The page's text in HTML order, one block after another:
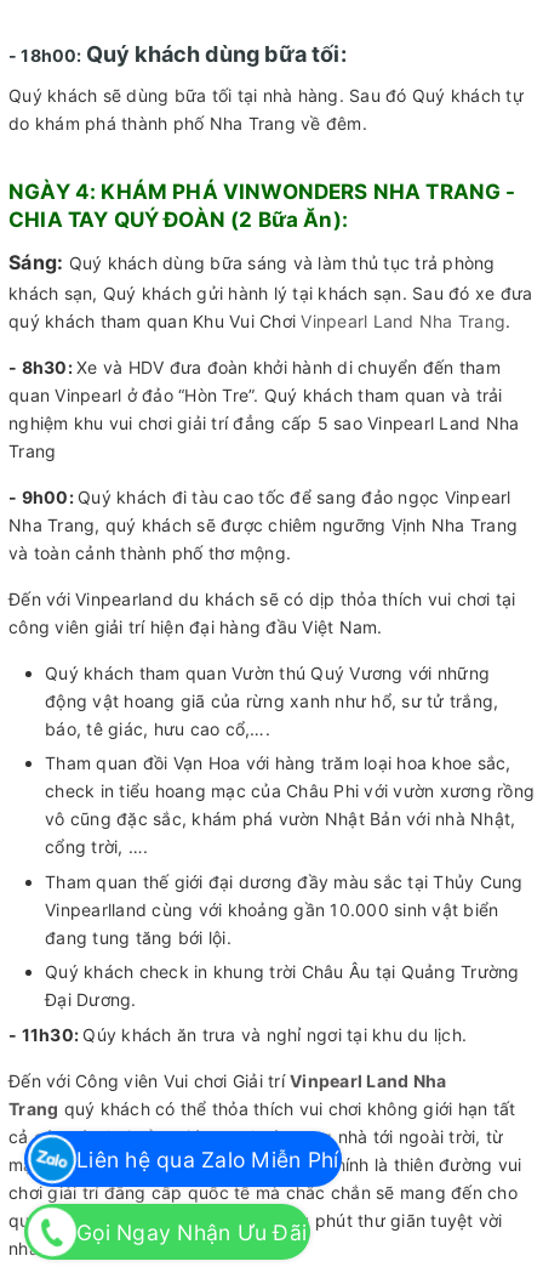
- 18h00: Quý khách dùng bữa tối:
Quý khách sẽ dùng bữa tối tại nhà hàng. Sau đó Quý khách tự
do khám phá thành phố Nha Trang về đêm.
NGÀY 4: KHÁM PHÁ VINWONDERS NHA TRANG -
CHIA TAY QUÝ ĐOÀN (2 Bữa Ăn):
Sáng: Quý khách dùng bữa sáng và làm thủ tục trả phòng
khách sạn, Quý khách gửi hành lý tại khách sạn. Sau đó xe đưa
quý khách tham quan Khu Vui ChơiVinpearl Land Nha Trang.
- 8h30:Xe và HDV đưa đoàn khởi hành di chuyển đến tham
quan Vinpearl ở đảo “Hòn Tre”. Quý khách tham quan và trải
nghiệm khu vui chơi giải trí đẳng cấp 5 sao Vinpearl Land Nha
Trang
- 9h00: Quý khách đi tàu cao tốc để sang đảo ngọc Vinpearl
Nha Trang, quý khách sẽ được chiêm ngưỡng Vịnh Nha Trang
và toàn cảnh thành phố thơ mộng.
Đến với Vinpearland du khách sẽ có dịp thỏa thích vui chơi tại
công viên giải trí hiện đại hàng đầu Việt Nam.
Quý khách tham quan Vườn thú Quý Vương với những
động vật hoang giã của rừng xanh như hổ, sư tử trắng,
báo, tê giác, hưu cao cổ,….
Tham quan đồi Vạn Hoa với hàng trăm loại hoa khoe sắc,
check in tiểu hoang mạc của Châu Phi với vườn xương rồng
vô cũng đặc sắc, khám phá vườn Nhật Bản với nhà Nhật,
cổng trời, ….
Tham quan thế giới đại dương đầy màu sắc tại Thủy Cung
Vinpearlland cùng với khoảng gần 10.000 sinh vật biển
đang tung tăng bới lội.
Quý khách check in khung trời Châu Âu tại Quảng Trường
Đại Dương.
- 11h30: Qúy khách ăn trưa và nghỉ ngơi tại khu du lịch.
Đến với Công viên Vui chơi Giải tríVinpearl Land Nha
Trang quý khách có thể thỏa thích vui chơi không giới hạn tất
cả các trò chơi cảm giác mạnh từ trong nhà tới ngoài trời, từ
mạo hiểm tới nhẹ nhàng thư giãn. Đây chính là thiên đường vui
chơi giải trí đẳng cấp quốc tế mà chắc chắn sẽ mang đến cho
quý khách cùng gia đình những giây phút thư giãn tuyệt vời
nhất!
Gọi Ngay Nhận Ưu Đãi
Liên hệ qua Zalo Miễn Phí